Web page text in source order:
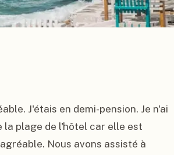
J'étais en demi-pension. Je n'ai
la plage de l'hôtel car elle est
Nous avons assisté à